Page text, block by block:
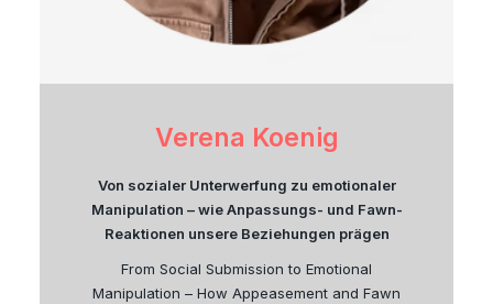
Verena Koenig
Von sozialer Unterwerfung zu emotionaler
Manipulation – wie Anpassungs- und Fawn-
Reaktionen unsere Beziehungen prägen
From Social Submission to Emotional
Manipulation – How Appeasement and Fawn